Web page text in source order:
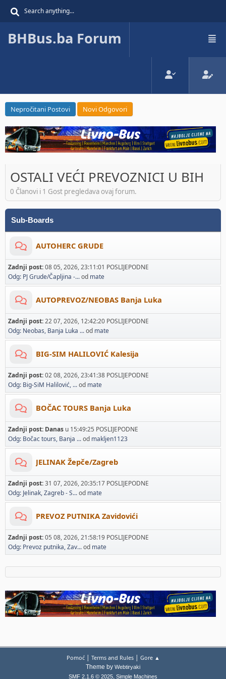
BHBus.ba Forum
Nepročitani Postovi Novi Odgovori
OSTALI VEĆI PREVOZNICI U BIH
0 Članovi i 1 Gost pregledava ovaj forum.
Sub-Boards
AUTOHERC GRUDE
Zadnji post:08 05, 2026, 23:11:01 POSLIJEPODNE
Odg: PJ Grude/Čapljina -...od mate
AUTOPREVOZ/NEOBAS Banja Luka
Zadnji post:22 07, 2026, 12:42:20 POSLIJEPODNE
Odg: Neobas, Banja Luka ...od mate
BIG-SIM HALILOVIĆ Kalesija
Zadnji post:02 08, 2026, 23:41:38 POSLIJEPODNE
Odg: Big-SiM Halilović, ...od mate
BOČAC TOURS Banja Luka
Zadnji post: Danas u 15:49:25 POSLIJEPODNE
Odg: Bočac tours, Banja ...od makljen1123
JELINAK Žepče/Zagreb
Zadnji post:31 07, 2026, 20:35:17 POSLIJEPODNE
Odg: Jelinak, Zagreb - S...od mate
PREVOZ PUTNIKA Zavidovići
Zadnji post:05 08, 2026, 21:58:19 POSLIJEPODNE
Odg: Prevoz putnika, Zav...od mate
Pomoć| Terms and Rules| Gore ▲
Theme by Webtiryaki
SMF 2.1.6 © 2025, Simple Machines